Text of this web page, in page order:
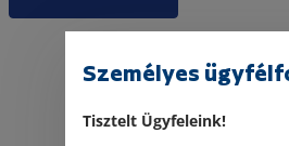
Személyes
Tisztelt Ügyfeleink!